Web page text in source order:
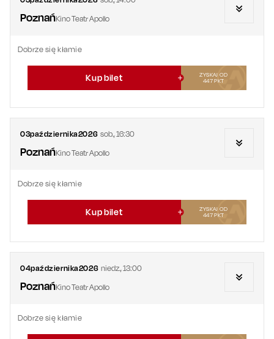
PoznańKino Teatr Apollo
Dobrze się kłamie
Kup bilet
ZYSKAJ OD
447PKT
03października2026 sob.,16:30
PoznańKino Teatr Apollo
Dobrze się kłamie
Kup bilet
ZYSKAJ OD
447PKT
04października2026 niedz.,13:00
PoznańKino Teatr Apollo
Dobrze się kłamie